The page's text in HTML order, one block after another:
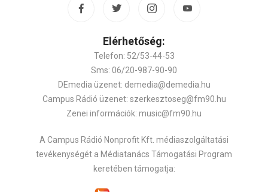
Elérhetőség:
Telefon: 52/53-44-53
Sms: 06/20-987-90-90
DEmedia üzenet: demedia@demedia.hu
Campus Rádió üzenet: szerkesztoseg@fm90.hu
Zenei információk: music@fm90.hu
A Campus Rádió Nonprofit Kft. médiaszolgáltatási
tevékenységét a Médiatanács Támogatási Program
keretében támogatja: